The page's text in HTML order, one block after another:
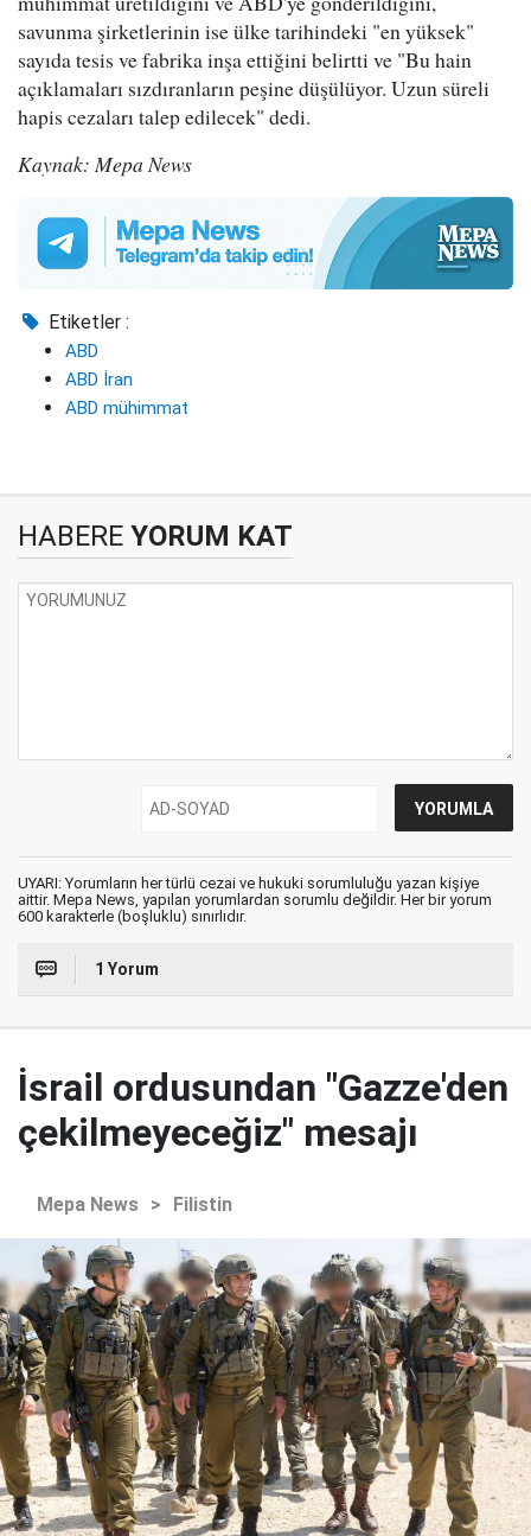
savunma şirketlerinin ise ülke tarihindeki "en yüksek"
sayıda tesis ve fabrika inşa ettiğini belirtti ve "Bu hain
açıklamaları sızdıranların peşine düşülüyor. Uzun süreli
hapis cezaları talep edilecek" dedi.
Kaynak: Mepa News
Etiketler :
ABD
ABD İran
ABD mühimmat
HABERE YORUM KAT
UYARI: Yorumların her türlü cezai ve hukuki sorumluluğu yazan kişiye
aittir. Mepa News, yapılan yorumlardan sorumlu değildir. Her bir yorum
600 karakterle (boşluklu) sınırlıdır.
1 Yorum
İsrail ordusundan "Gazze'den
çekilmeyeceğiz" mesajı
Mepa News > Filistin